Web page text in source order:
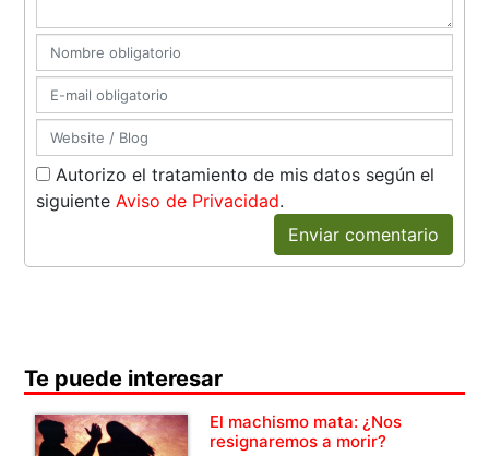
Autorizo el tratamiento de mis datos según el
siguienteAviso de Privacidad.
Enviar comentario
Te puede interesar
El machismo mata: ¿Nos
resignaremos a morir?